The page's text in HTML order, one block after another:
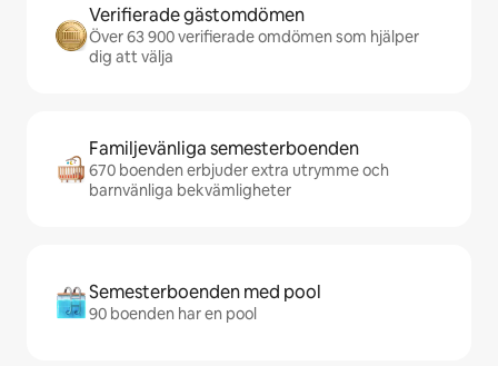
Verifierade gästomdömen
Över 63 900 verifierade omdömen som hjälper
dig att välja
Familjevänliga semesterboenden
670 boenden erbjuder extra utrymme och
barnvänliga bekvämligheter
Semesterboenden med pool
90 boenden har en pool